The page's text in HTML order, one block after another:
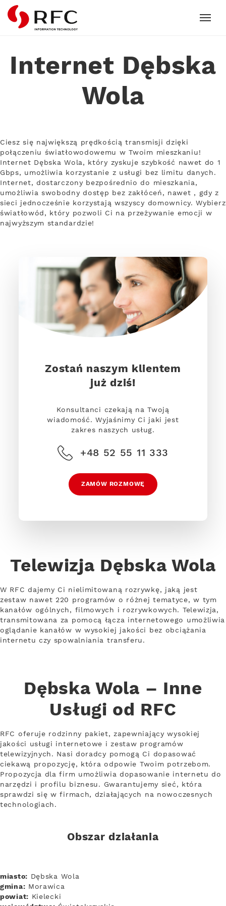
RFC
Internet Dębska
Wola
Ciesz się największą prędkością transmisji dzięki
połączeniu światłowodowemu w Twoim mieszkaniu!
Internet Dębska Wola, który zyskuje szybkość nawet do 1
Gbps, umożliwia korzystanie z usługi bez limitu danych.
Internet, dostarczony bezpośrednio do mieszkania,
umożliwia swobodny dostęp bez zakłóceń, nawet , gdy z
sieci jednocześnie korzystają wszyscy domownicy. Wybierz
światłowód, który pozwoli Ci na przeżywanie emocji w
najwyższym standardzie!
Zostań naszym klientem
już dziś!
Konsultanci czekają na Twoją
wiadomość. Wyjaśnimy Ci jaki jest
zakres naszych usług.
+48 52 55 11 333
ZAMÓW ROZMOWĘ
Telewizja Dębska Wola
W RFC dajemy Ci nielimitowaną rozrywkę, jaką jest
zestaw nawet 220 programów o różnej tematyce, w tym
kanałów ogólnych, filmowych i rozrywkowych. Telewizja,
transmitowana za pomocą łącza internetowego umożliwia
oglądanie kanałów w wysokiej jakości bez obciążania
internetu czy spowalniania transferu.
Dębska Wola – Inne
Usługi od RFC
RFC oferuje rodzinny pakiet, zapewniający wysokiej
jakości usługi internetowe i zestaw programów
telewizyjnych. Nasi doradcy pomogą Ci dopasować
ciekawą propozycję, która odpowie Twoim potrzebom.
Propozycja dla firm umożliwia dopasowanie internetu do
narzędzi i profilu biznesu. Gwarantujemy sieć, która
sprawdzi się w firmach, działających na nowoczesnych
technologiach.
Obszar działania
miasto: Dębska Wola
gmina: Morawica
powiat: Kielecki